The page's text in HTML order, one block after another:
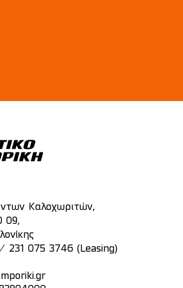
Καλοχωριτών,
09,
/
231 075 3746 (Leasing)